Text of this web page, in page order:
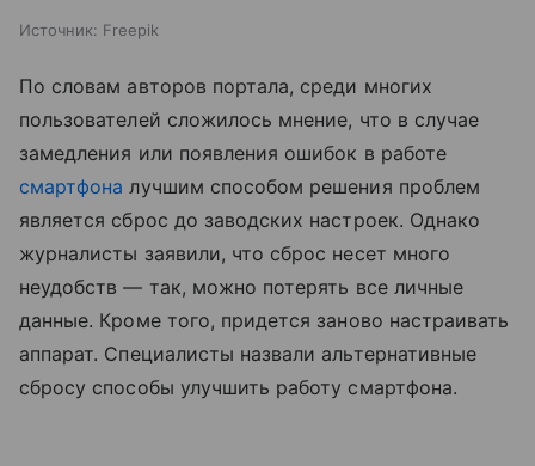
Источник: Freepik
По словам авторов портала, среди многих
пользователей сложилось мнение, что в случае
замедления или появления ошибок в работе
смартфона лучшим способом решения проблем
является сброс до заводских настроек. Однако
журналисты заявили, что сброс несет много
неудобств — так, можно потерять все личные
данные. Кроме того, придется заново настраивать
аппарат. Специалисты назвали альтернативные
сбросу способы улучшить работу смартфона.